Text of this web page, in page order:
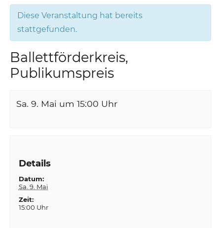
Diese Veranstaltung hat bereits
stattgefunden.
Ballettförderkreis,
Publikumspreis
Sa. 9. Mai um 15:00 Uhr
Details
Datum:
Sa. 9. Mai
Zeit:
15:00 Uhr